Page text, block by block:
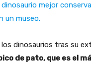
mejor
un museo.
dinosaurios tras su
de pato, que es el